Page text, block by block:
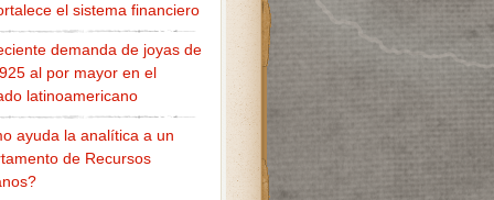
el sistema financiero
demanda de joyas de
al por mayor en el
latinoamericano
ayuda la analítica a un
de Recursos